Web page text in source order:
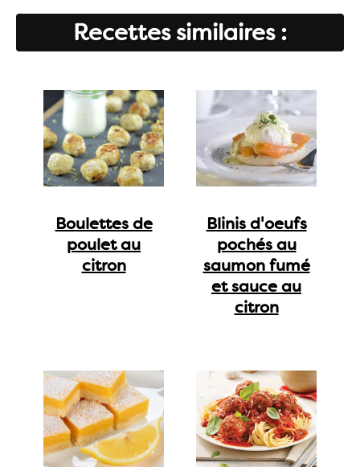
Recettes similaires :
Boulettes de
poulet au
citron
Blinis d'oeufs
pochés au
saumon fumé
et sauce au
citron